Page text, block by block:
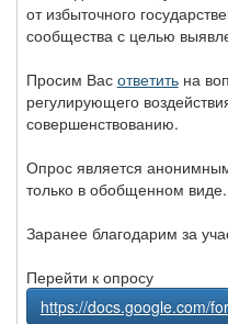
от избыточного
сообщества с целью
Просим Вас ответитьна
регулирующего
совершенствованию.
Опрос является
только в обобщенном виде.
Заранее благодарим за
Перейти к опросу
https://docs.google.com/